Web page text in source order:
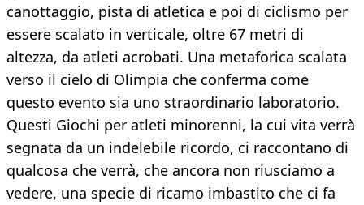
canottaggio, pista di atletica e poi di ciclismo per
essere scalato in verticale, oltre 67 metri di
altezza, da atleti acrobati. Una metaforica scalata
verso il cielo di Olimpia che conferma come
questo evento sia uno straordinario laboratorio.
Questi Giochi per atleti minorenni, la cui vita verrà
segnata da un indelebile ricordo, ci raccontano di
qualcosa che verrà, che ancora non riusciamo a
vedere, una specie di ricamo imbastito che ci fa